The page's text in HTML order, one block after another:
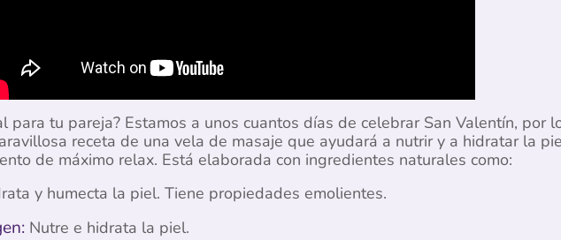
para tu pareja? Estamos a unos cuantos días de celebrar San Valentín, por
receta de una vela de masaje que ayudará a nutrir y a hidratar la
de máximo relax. Está elaborada con ingredientes naturales como:
y humecta la piel. Tiene propiedades emolientes.
Nutre e hidrata la piel.